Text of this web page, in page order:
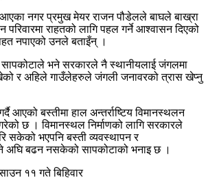
आएका नगर प्रमुख मेयर राजन पौडेलले बाघले बाख्रा
परिवारमा राहतको लागि पहल गर्ने आश्वासन दिएको
नपाएको उनले बताइँन् ।
सापकोटाले भने सरकारले नै स्थानीयलाई जंगलमा
र अहिले गाउँलेहरुले जंगली जनावरको त्रास खेप्नु
आएको बस्तीमा हाल अन्तर्राष्टिय विमानस्थलन
गरेको छ । विमानस्थल निर्माणको लागि सरकारले
सकेको भएपनि बस्ती व्यवस्थापन र
अघि बढन नसकेको सापकोटाको भनाइ छ ।
११ गते बिहिवार